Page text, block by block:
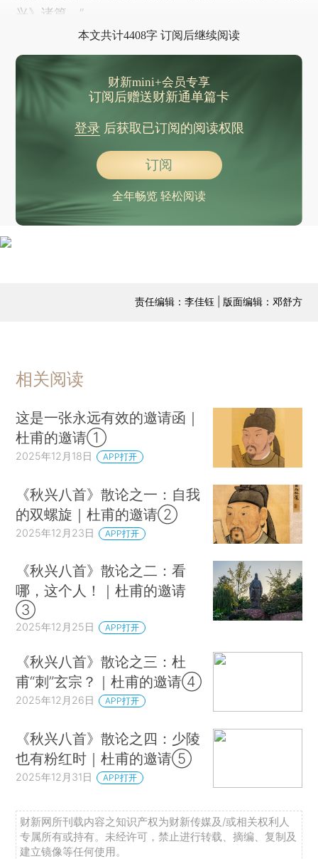
兴》诸篇。”
本文共计4408字 订阅后继续阅读
财新mini+会员专享
订阅后赠送财新通单篇卡
登录后获取已订阅的阅读权限
订阅
全年畅览 轻松阅读
责任编辑：李佳钰 | 版面编辑：邓舒方
相关阅读
这是一张永远有效的邀请函｜
杜甫的邀请①
2025年12月18日 APP打开
《秋兴八首》散论之一：自我
的双螺旋｜杜甫的邀请②
2025年12月23日 APP打开
《秋兴八首》散论之二：看
哪，这个人！｜杜甫的邀请
③
2025年12月25日 APP打开
《秋兴八首》散论之三：杜
甫“刺”玄宗？｜杜甫的邀请④
2025年12月26日 APP打开
《秋兴八首》散论之四：少陵
也有粉红时｜杜甫的邀请⑤
2025年12月31日 APP打开
财新网所刊载内容之知识产权为财新传媒及/或相关权利人
专属所有或持有。未经许可，禁止进行转载、摘编、复制及
建立镜像等任何使用。